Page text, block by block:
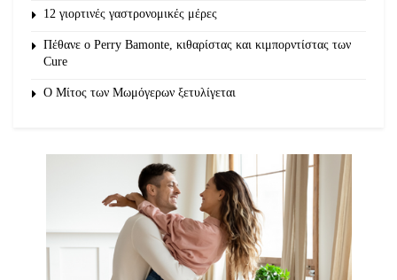
12 γιορτινές γαστρονομικές μέρες
Πέθανε ο Perry Bamonte, κιθαρίστας και κιμπορντίστας των
Cure
O Μίτος των Μωμόγερων ξετυλίγεται